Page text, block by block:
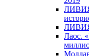
Лаос.